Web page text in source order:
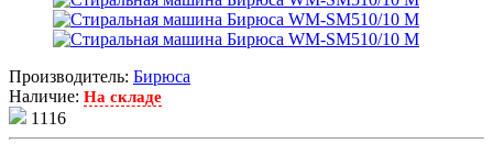
Производитель: Бирюса
Наличие: На складе
1116